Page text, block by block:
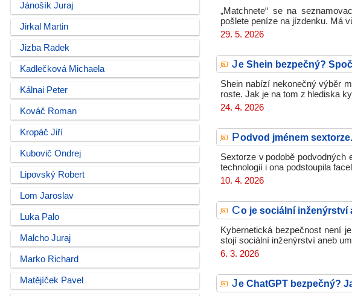
Jánošík Juraj
Jirkal Martin
Jizba Radek
Kadlečková Michaela
Kálnai Peter
Kováč Roman
Kropáč Jiří
Kubovič Ondrej
Lipovský Robert
Lom Jaroslav
Luka Palo
Malcho Juraj
Marko Richard
Matějíček Pavel
„Matchnete“ se na
pošlete peníze na jízdenku. Má
29. 5. 2026
Je Shein bezpečný?
Shein nabízí nekonečný výběr
roste. Jak je na tom z hlediska
24. 4. 2026
Podvod jménem
Sextorze v podobě podvodných
technologií i ona podstoupila
10. 4. 2026
Co je sociální inženýrství
Kybernetická bezpečnost není
stojí sociální inženýrství aneb
6. 3. 2026
Je ChatGPT bezpečný?